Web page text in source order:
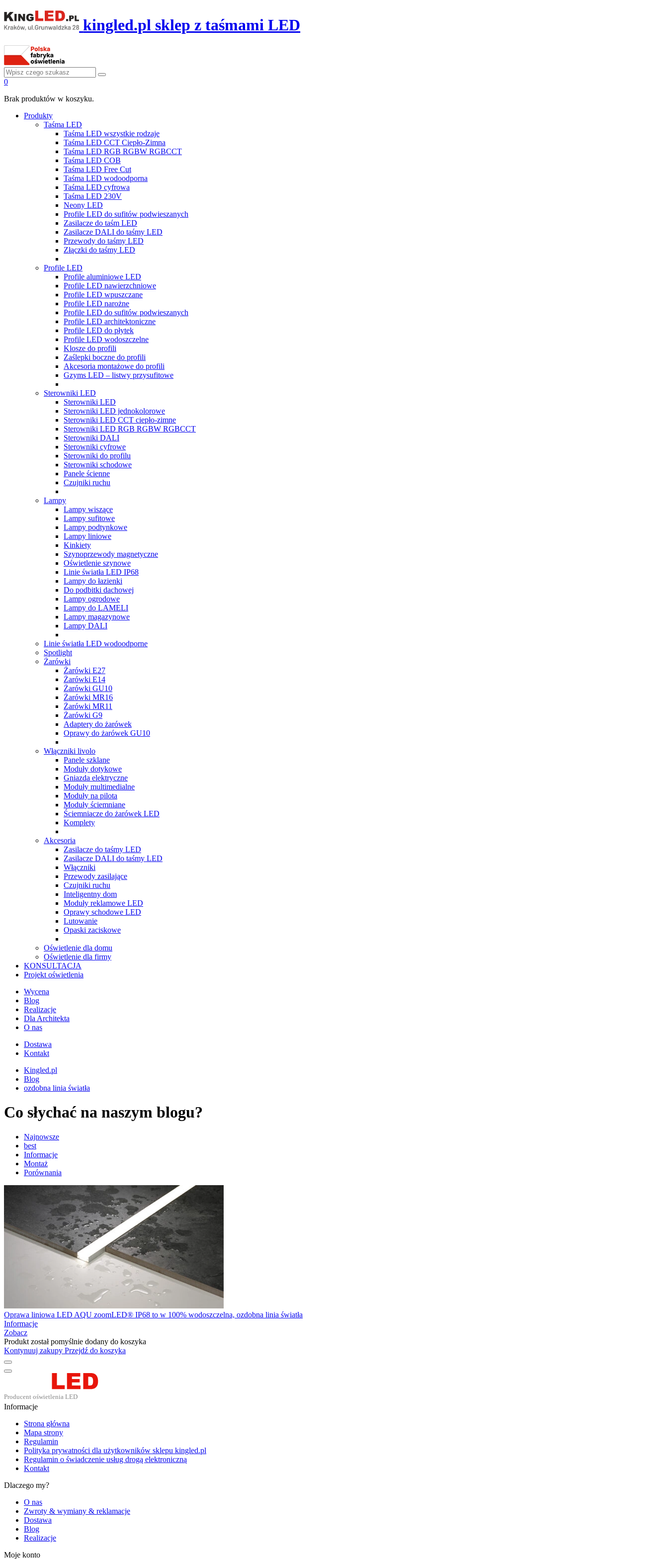
kingled.pl sklep z taśmami LED
0
Brak produktów w koszyku.
Produkty
Taśma LED
Taśma LED wszystkie rodzaje
Taśma LED CCT Ciepło-Zimna
Taśma LED RGB RGBW RGBCCT
Taśma LED COB
Taśma LED Free Cut
Taśma LED wodoodporna
Taśma LED cyfrowa
Taśma LED 230V
Neony LED
Profile LED do sufitów podwieszanych
Zasilacze do taśm LED
Zasilacze DALI do taśmy LED
Przewody do taśmy LED
Złączki do taśmy LED
Profile LED
Profile aluminiowe LED
Profile LED nawierzchniowe
Profile LED wpuszczane
Profile LED narożne
Profile LED do sufitów podwieszanych
Profile LED architektoniczne
Profile LED do płytek
Profile LED wodoszczelne
Klosze do profili
Zaślepki boczne do profili
Akcesoria montażowe do profili
Gzyms LED – listwy przysufitowe
Sterowniki LED
Sterowniki LED
Sterowniki LED jednokolorowe
Sterowniki LED CCT ciepło-zimne
Sterowniki LED RGB RGBW RGBCCT
Sterowniki DALI
Sterowniki cyfrowe
Sterowniki do profilu
Sterowniki schodowe
Panele ścienne
Czujniki ruchu
Lampy
Lampy wiszące
Lampy sufitowe
Lampy podtynkowe
Lampy liniowe
Kinkiety
Szynoprzewody magnetyczne
Oświetlenie szynowe
Linie światła LED IP68
Lampy do łazienki
Do podbitki dachowej
Lampy ogrodowe
Lampy do LAMELI
Lampy magazynowe
Lampy DALI
Linie światła LED wodoodporne
Spotlight
Żarówki
Żarówki E27
Żarówki E14
Żarówki GU10
Żarówki MR16
Żarówki MR11
Żarówki G9
Adaptery do żarówek
Oprawy do żarówek GU10
Włączniki livolo
Panele szklane
Moduły dotykowe
Gniazda elektryczne
Moduły multimedialne
Moduły na pilota
Moduły ściemniane
Ściemniacze do żarówek LED
Komplety
Akcesoria
Zasilacze do taśmy LED
Zasilacze DALI do taśmy LED
Włączniki
Przewody zasilające
Czujniki ruchu
Inteligentny dom
Moduły reklamowe LED
Oprawy schodowe LED
Lutowanie
Opaski zaciskowe
Oświetlenie dla domu
Oświetlenie dla firmy
KONSULTACJA
Projekt oświetlenia
Wycena
Blog
Realizacje
Dla Architekta
O nas
Dostawa
Kontakt
Kingled.pl
Blog
ozdobna linia światła
Co słychać na naszym blogu?
Najnowsze
best
Informacje
Montaż
Porównania
Oprawa liniowa LED AQU zoomLED® IP68 to w 100% wodoszczelna, ozdobna linia światła
Informacje
Zobacz
Produkt został pomyślnie dodany do koszyka
Kontynuuj zakupy Przejdź do koszyka
Informacje
Strona główna
Mapa strony
Regulamin
Polityka prywatności dla użytkowników sklepu kingled.pl
Regulamin o świadczenie usług drogą elektroniczną
Kontakt
Dlaczego my?
O nas
Zwroty & wymiany & reklamacje
Dostawa
Blog
Realizacje
Moje konto